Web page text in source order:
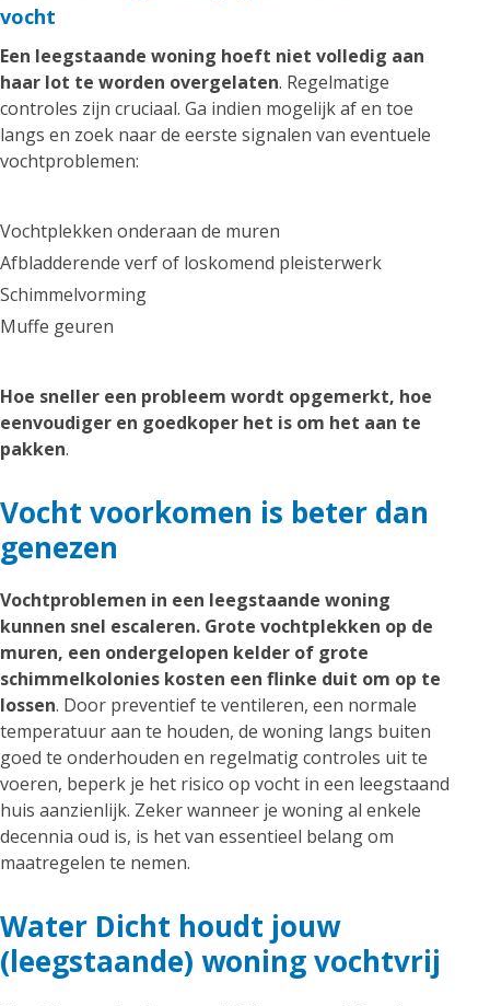
vocht
Een leegstaande woning hoeft niet volledig aan
haar lot te worden overgelaten. Regelmatige
controles zijn cruciaal. Ga indien mogelijk af en toe
langs en zoek naar de eerste signalen van eventuele
vochtproblemen:
Vochtplekken onderaan de muren
Afbladderende verf of loskomend pleisterwerk
Schimmelvorming
Muffe geuren
Hoe sneller een probleem wordt opgemerkt, hoe
eenvoudiger en goedkoper het is om het aan te
pakken.
Vocht voorkomen is beter dan
genezen
Vochtproblemen in een leegstaande woning
kunnen snel escaleren. Grote vochtplekken op de
muren, een ondergelopen kelder of grote
schimmelkolonies kosten een flinke duit om op te
lossen. Door preventief te ventileren, een normale
temperatuur aan te houden, de woning langs buiten
goed te onderhouden en regelmatig controles uit te
voeren, beperk je het risico op vocht in een leegstaand
huis aanzienlijk. Zeker wanneer je woning al enkele
decennia oud is, is het van essentieel belang om
maatregelen te nemen.
Water Dicht houdt jouw
(leegstaande) woning vochtvrij